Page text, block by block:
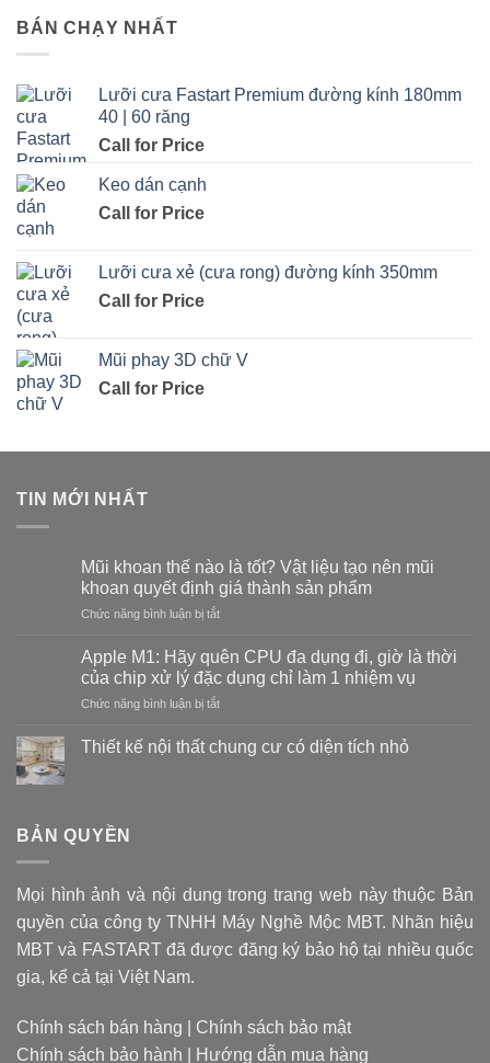
BÁN CHẠY NHẤT
Lưỡi cưa Fastart Premium đường kính 180mm
40 | 60 răng
Call for Price
Keo dán cạnh
Call for Price
Lưỡi cưa xẻ (cưa rong) đường kính 350mm
Call for Price
Mũi phay 3D chữ V
Call for Price
TIN MỚI NHẤT
Mũi khoan thế nào là tốt? Vật liệu tạo nên mũi
khoan quyết định giá thành sản phẩm
Chức năng bình luận bị tắtở
khoan
thế
nào
là
Vật
giá
sản
phẩm
Apple M1: Hãy quên CPU đa dụng đi, giờ là thời
của chip xử lý đặc dụng chỉ làm 1 nhiệm vụ
Chức năng bình luận bị tắtở
M1:
là
thời
của
chip
dụng
chỉ
làm
Thiết kế nội thất chung cư có diện tích nhỏ
Thiết
chung
có
tích
nhỏ
BẢN QUYỀN
Mọi hình ảnh và nội dung trong trang web này thuộc Bản
quyền của công ty TNHH Máy Nghề Mộc MBT. Nhãn hiệu
MBT và FASTART đã được đăng ký bảo hộ tại nhiều quốc
gia, kể cả tại Việt Nam.
Chính sách bán hàng
Chính sách bảo mật
Chính sách bảo hành
Hướng dẫn mua hàng